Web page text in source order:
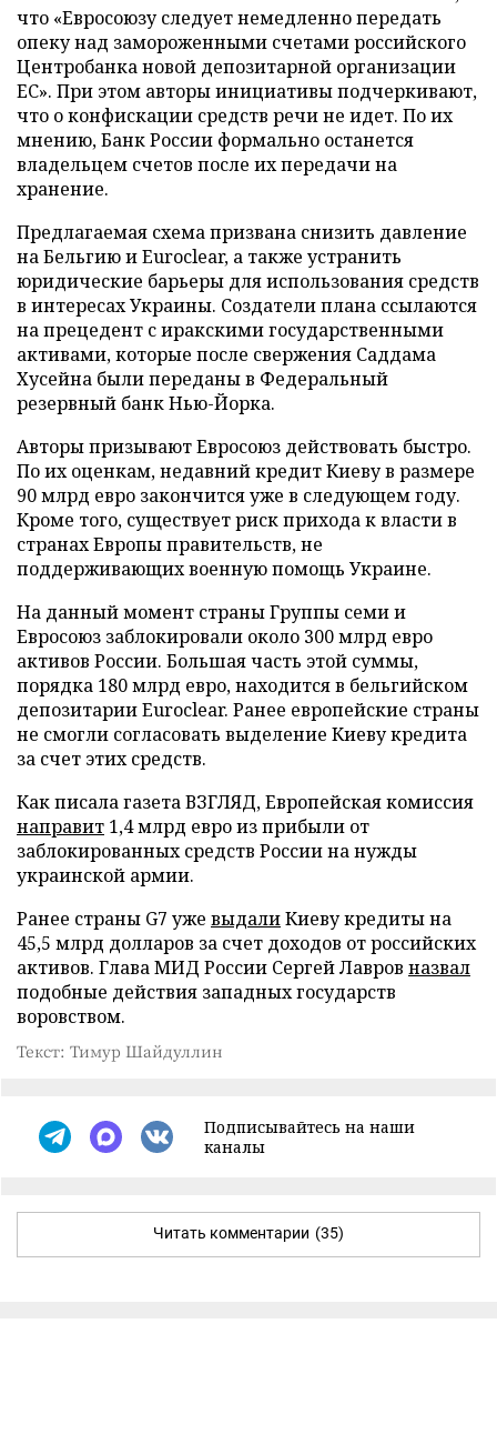
что «Евросоюзу следует немедленно передать
опеку над замороженными счетами российского
Центробанка новой депозитарной организации
ЕС». При этом авторы инициативы подчеркивают,
что о конфискации средств речи не идет. По их
мнению, Банк России формально останется
владельцем счетов после их передачи на
хранение.
Предлагаемая схема призвана снизить давление
на Бельгию и Euroclear, а также устранить
юридические барьеры для использования средств
в интересах Украины. Создатели плана ссылаются
на прецедент с иракскими государственными
активами, которые после свержения Саддама
Хусейна были переданы в Федеральный
резервный банк Нью-Йорка.
Авторы призывают Евросоюз действовать быстро.
По их оценкам, недавний кредит Киеву в размере
90 млрд евро закончится уже в следующем году.
Кроме того, существует риск прихода к власти в
странах Европы правительств, не
поддерживающих военную помощь Украине.
На данный момент страны Группы семи и
Евросоюз заблокировали около 300 млрд евро
активов России. Большая часть этой суммы,
порядка 180 млрд евро, находится в бельгийском
депозитарии Euroclear. Ранее европейские страны
не смогли согласовать выделение Киеву кредита
за счет этих средств.
Как писала газета ВЗГЛЯД, Европейская комиссия
направит 1,4 млрд евро из прибыли от
заблокированных средств России на нужды
украинской армии.
Ранее страны G7 уже выдалиКиеву кредиты на
45,5 млрд долларов за счет доходов от российских
активов. Глава МИД России Сергей Лавров назвал
подобные действия западных государств
воровством.
Текст: Тимур Шайдуллин
Подписывайтесь на наши
каналы
Читать комментарии (35)